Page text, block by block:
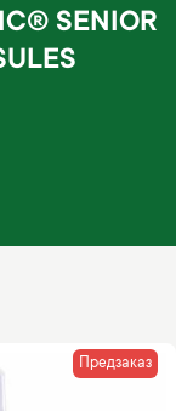
SENIOR
Предзаказ